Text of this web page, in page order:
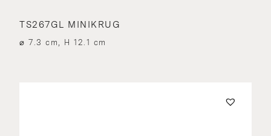
TS267GL MINIKRUG
⌀ 7.3 cm, H 12.1 cm